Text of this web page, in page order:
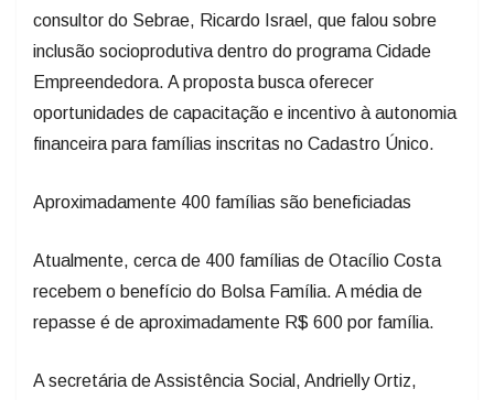
consultor do Sebrae, Ricardo Israel, que falou sobre
inclusão socioprodutiva dentro do programa Cidade
Empreendedora. A proposta busca oferecer
oportunidades de capacitação e incentivo à autonomia
financeira para famílias inscritas no Cadastro Único.
Aproximadamente 400 famílias são beneficiadas
Atualmente, cerca de 400 famílias de Otacílio Costa
recebem o benefício do Bolsa Família. A média de
repasse é de aproximadamente R$ 600 por família.
A secretária de Assistência Social, Andrielly Ortiz,